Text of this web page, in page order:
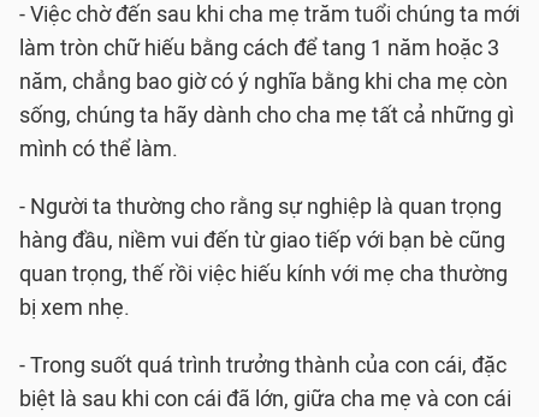
- Việc chờ đến sau khi cha mẹ trăm tuổi chúng ta mới
làm tròn chữ hiếu bằng cách để tang 1 năm hoặc 3
năm, chẳng bao giờ có ý nghĩa bằng khi cha mẹ còn
sống, chúng ta hãy dành cho cha mẹ tất cả những gì
mình có thể làm.
- Người ta thường cho rằng sự nghiệp là quan trọng
hàng đầu, niềm vui đến từ giao tiếp với bạn bè cũng
quan trọng, thế rồi việc hiếu kính với mẹ cha thường
bị xem nhẹ.
- Trong suốt quá trình trưởng thành của con cái, đặc
biệt là sau khi con cái đã lớn, giữa cha mẹ và con cái